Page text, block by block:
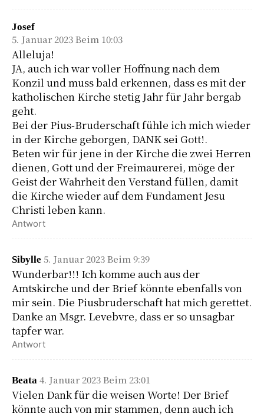
Josef
5. Januar 2023 Beim 10:03
Alleluja!
JA, auch ich war voller Hoffnung nach dem
Konzil und muss bald erkennen, dass es mit der
katholischen Kirche stetig Jahr für Jahr bergab
geht.
Bei der Pius-Bruderschaft fühle ich mich wieder
in der Kirche geborgen, DANK sei Gott!.
Beten wir für jene in der Kirche die zwei Herren
dienen, Gott und der Freimaurerei, möge der
Geist der Wahrheit den Verstand füllen, damit
die Kirche wieder auf dem Fundament Jesu
Christi leben kann.
Antwort
Sibylle 5. Januar 2023 Beim 9:39
Wunderbar!!! Ich komme auch aus der
Amtskirche und der Brief könnte ebenfalls von
mir sein. Die Piusbruderschaft hat mich gerettet.
Danke an Msgr. Levebvre, dass er so unsagbar
tapfer war.
Antwort
Beata 4. Januar 2023 Beim 23:01
Vielen Dank für die weisen Worte! Der Brief
könnte auch von mir stammen, denn auch ich